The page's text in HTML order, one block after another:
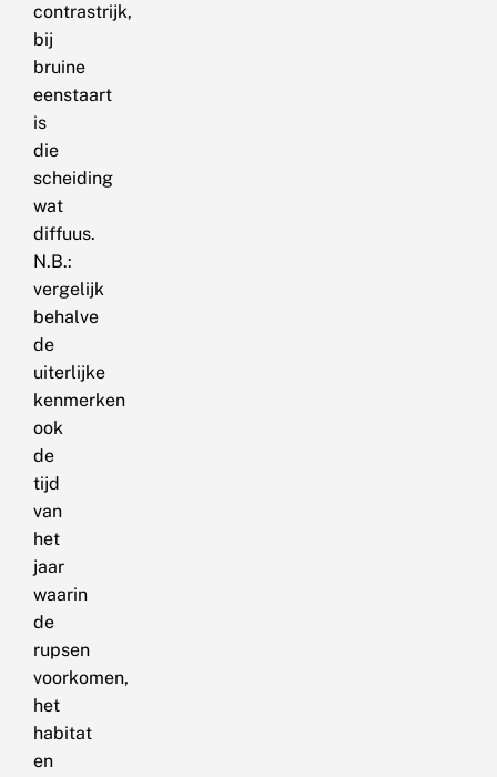
contrastrijk,
bij
bruine
eenstaart
is
die
scheiding
wat
diffuus.
N.B.:
vergelijk
behalve
de
uiterlijke
kenmerken
ook
de
tijd
van
het
jaar
waarin
de
rupsen
voorkomen,
het
habitat
en